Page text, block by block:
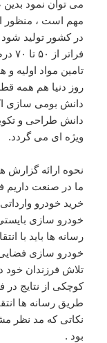
می توان نمود
در کشور تولید
تامین مواد اولیه
روز دنیا هم همه
دانش بومی سازی
دانش طراحی و
ویژه ای می گردد.
نحوه ارائه گزارش
ما در صنعت داریم
خرید خودرو
خودرو سازی
رسانه ها باید با
خودرو سازی فضایی
تلاش فرزندان خود
کوچکی از نتایج در
طریق رسانه ها
نکاتی که مد نظر
بود .